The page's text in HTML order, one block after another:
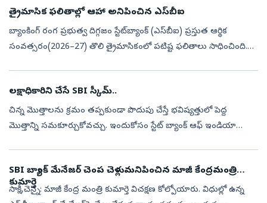
త్రైమాసిక ఫలితాల్లో ఆహా అనిపించిన ఎస్‌బీఐ
బ్యాంకింగ్‌ రంగ ప్రభుత్వ దిగ్గజం స్టేట్‌బ్యాంక్‌ (ఎస్‌బీఐ) ప్రస్తుత ఆర్థిక
సంవత్సరం(2026–27) తొలి త్రైమాసికంలో పటిష్ట ఫలితాలు సాధించింది.
లక్షాధికారిని చేసే SBI స్కీమ్‌..
చిన్న మొత్తాలను క్రమం తప్పకుండా పొదుపు చేస్తే భవిష్యత్తులో పెద్ద
మొత్తాన్ని సమకూర్చుకోవచ్చు. ఇందుకోసం స్టేట్ బ్యాంక్ ఆఫ్ ఇండియా
SBI బ్యాంక్‌ మేనేజర్‌ చెంప చెళ్లుమనిపించిన మాజీ కేంద్రమంత్రి
కుమార్తె
సాక్షి,చెన్నై: మాజీ కేంద్ర మంత్రి కుమార్తె విచక్షణ కోల్పోయారు. విధుల్లో ఉన్న